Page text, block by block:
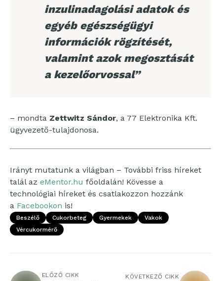
inzulinadagolási adatok és
egyéb egészségügyi
információk rögzítését,
valamint azok megosztását
a kezelőorvossal”
– mondta Zettwitz Sándor, a 77 Elektronika Kft.
ügyvezető-tulajdonosa.
Irányt mutatunk a világban – További friss híreket
talál az eMentor.hu főoldalán! Kövesse a
technológiai híreket és csatlakozzon hozzánk
a Facebookon is!
Beszélő Cukorbeteg Gyermekek
Vakok
Vércukormérő
ELŐZŐ CIKK KÖVETKEZŐ CIKK